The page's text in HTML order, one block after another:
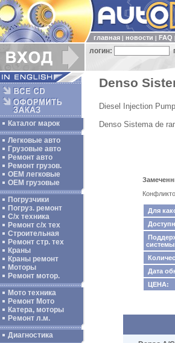
главная новости FAQ
логин:
Каталог марок
Легковые авто
Грузовые авто
Ремонт авто
Ремонт грузов.
ОЕМ легковые
OEM грузовые
Погрузчики
Погруз. ремонт
С/х техника
Ремонт с/х тех
Строительная
Ремонт стр. тех
Краны
Краны ремонт
Моторы
Ремонт мотор.
Мото техника
Ремонт Мото
Катера, моторы
Ремонт л.м.
Диагностика
Denso
Diesel Injection
Denso Sistema de
Для
Дата
ЦЕНА: